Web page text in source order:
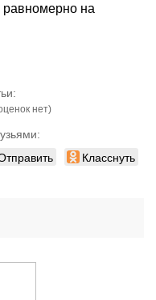
равномерно на
нет)
Класснуть